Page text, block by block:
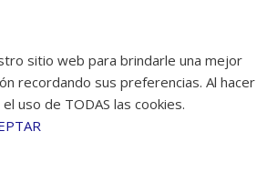
sitio web para brindarle una mejor
recordando sus preferencias. Al hacer
uso de TODAS las cookies.